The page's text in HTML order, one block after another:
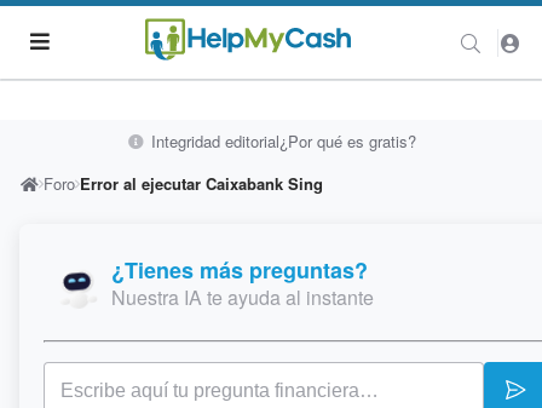
Integridad editorial¿Por qué es gratis?
Foro Error al ejecutar Caixabank Sing
¿Tienes más preguntas?
Nuestra IA te ayuda al instante